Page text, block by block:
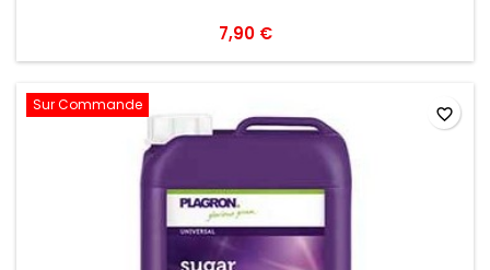
7,90 €
Sur Commande favorite_border